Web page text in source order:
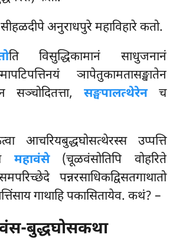
अनुराधपुरे महाविहारे कतो.
ति विसुद्धिकामानं साधुजनानं
ञापेतुकामतासङ्खातेन
सङ्घपालत्थेरेनच
आचरियबुद्धघोसत्थेरस्स उप्पत्ति
महावंसे(चूळवंसोतिपि वोहरिते
पन्नरसाधिकद्विसतगाथातो
गाथाहि पकासितायेव. कथं? –
बुद्धघोसकथा